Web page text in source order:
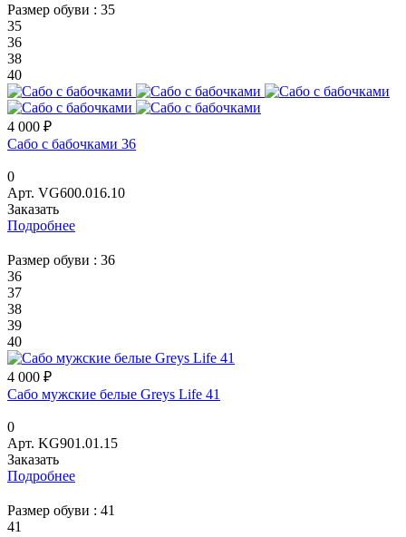
Размер обуви : 35
35
36
38
40
4 000 ₽
Сабо с бабочками 36
0
Арт. VG600.016.10
Заказать
Подробнее
Размер обуви : 36
36
37
38
39
40
4 000 ₽
Сабо мужские белые Greys Life 41
0
Арт. KG901.01.15
Заказать
Подробнее
Размер обуви : 41
41